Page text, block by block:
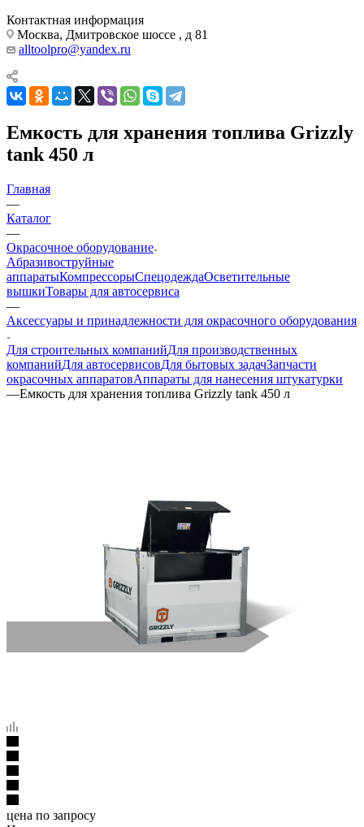
Контактная информация
Москва, Дмитровское шоссе , д 81
alltoolpro@yandex.ru
Емкость для хранения топлива Grizzly
tank 450 л
Главная
—
Каталог
—
Окрасочное оборудование
Aбразивоструйные
аппаратыКомпрессорыСпецодеждаОсветительные
вышкиТовары для автосервиса
—
Аксессуары и принадлежности для окрасочного оборудования
Для строительных компанийДля производственных
компанийДля автосервисовДля бытовых задачЗапчасти
окрасочных аппаратовАппараты для нанесения штукатурки
—Емкость для хранения топлива Grizzly tank 450 л
цена по запросу